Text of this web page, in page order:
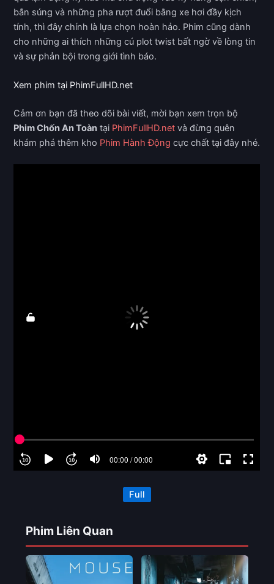
bắn súng và những pha rượt đuổi bằng xe hơi đầy kịch
tính, thì đây chính là lựa chọn hoàn hảo. Phim cũng dành
cho những ai thích những cú plot twist bất ngờ về lòng tin
và sự phản bội trong giới tình báo.
Xem phim tại PhimFullHD.net
Cảm ơn bạn đã theo dõi bài viết, mời bạn xem trọn bộ
Phim Chốn An Toàn tại PhimFullHD.net và đừng quên
khám phá thêm kho Phim Hành Động cực chất tại đây nhé.
Full
Phim Liên Quan